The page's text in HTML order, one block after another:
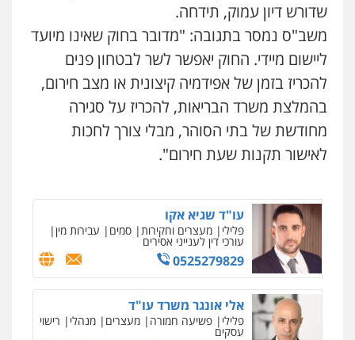
שדורש דיון עמוק, תידחה.
משב"ס נמסר בתגובה: "מדובר בחוק שאינו מיועד
ליישום מיידי. החוק יאפשר לשר לבטחון פנים
להכריז בזמן של אפידמיה קיצונית או מצב חירום,
בהמלצת משרד הבריאות, להכריז על סגירה
מחודשת של בתי הסוהר, מבלי צורך לחכות
לאישור תקנות שעת חירום".
עו"ד עלי סעדי
פשיעה חמורה ליווי וייצוג בחקירות
ומעצרים
0508824984
עו"ד תומר בנישתי
פלילי מעצרים וחקירות צווארון לבן פשיעה
חמורה
עו"ד שגיא אקו
פלילי מעצרים וחקירות סמים עבירות מין
עורכי דין לענייני אסירים
0525279829
אלי אונגר משרד עו"ד
פלילי פשיעה חמורה מעצרים מנהלי רישוי
עסקים